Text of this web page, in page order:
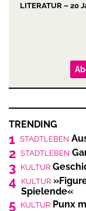
LITERATUR – 20
TRENDING
1 STADTLEBEN
2 STADTLEBEN
3 KULTUR
4 KULTUR
Spielende«
5 KULTUR Punx